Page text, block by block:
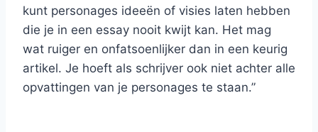
kunt personages ideeën of visies laten hebben
die je in een essay nooit kwijt kan. Het mag
wat ruiger en onfatsoenlijker dan in een keurig
artikel. Je hoeft als schrijver ook niet achter alle
opvattingen van je personages te staan.”